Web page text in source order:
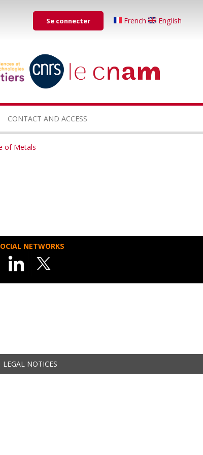
Menu
du
de
l'utilisateur
Se connecter French English
CONTACT AND ACCESS
of Metals
NETWORKS
LEGAL NOTICES